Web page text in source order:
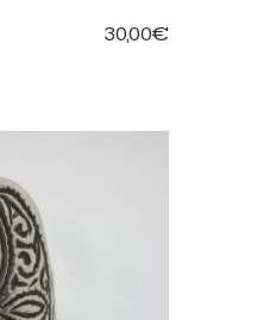
30,00€
PANIER